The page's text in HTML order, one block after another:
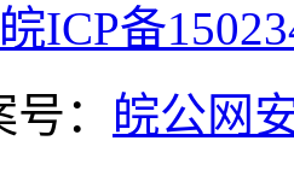
皖ICP备
： 皖公网